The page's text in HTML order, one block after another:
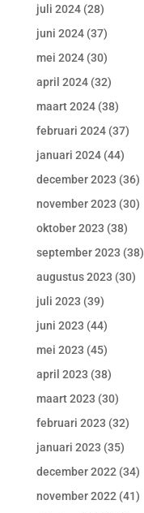
juli 2024(28)
juni 2024(37)
mei 2024(30)
april 2024(32)
maart 2024(38)
februari 2024(37)
januari 2024(44)
december 2023 (36)
november 2023 (30)
oktober 2023 (38)
september 2023 (38)
augustus 2023 (30)
juli 2023 (39)
juni 2023 (44)
mei 2023 (45)
april 2023 (38)
maart 2023 (30)
februari 2023 (32)
januari 2023 (35)
december 2022 (34)
november 2022 (41)